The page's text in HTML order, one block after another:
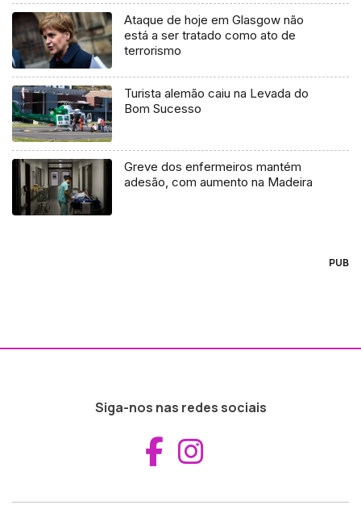
Ataque de hoje em Glasgow não
está a ser tratado como ato de
terrorismo
Turista alemão caiu na Levada do
Bom Sucesso
Greve dos enfermeiros mantém
adesão, com aumento na Madeira
PUB
Siga-nos nas redes sociais
Aceder ao